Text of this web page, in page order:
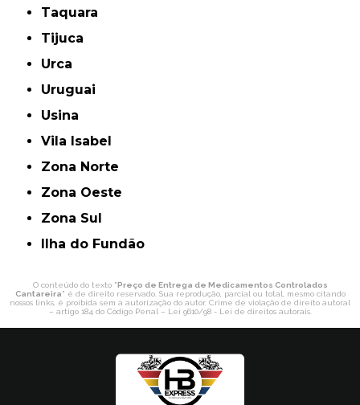
Taquara
Tijuca
Urca
Uruguai
Usina
Vila Isabel
Zona Norte
Zona Oeste
Zona Sul
ilha do Fundão
O conteúdo do texto "Preço de Entrega de Medicamentos Controlados
Cantareira" é de direito reservado. Sua reprodução, parcial ou total, mesmo citando
nossos links, é proibida sem a autorização do autor. Crime de violação de direito autoral
– artigo 184 do Código Penal – Lei 9610/98 - Lei de direitos autorais.